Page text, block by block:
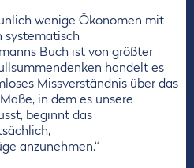
wenige Ökonomen mit
systematisch
Buch ist von größter
handelt es
Missverständnis über das
in dem es unsere
beginnt das
anzunehmen.“